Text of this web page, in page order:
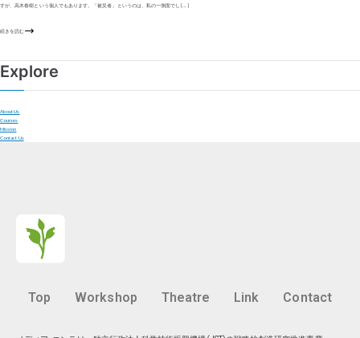
すが、高木春樹という個人でもあります。「被災者」というのは、私の一側面でし […]
続きを読む
Explore
About Us
Courses
Mission
Contact Us
Top Workshop Theatre Link Contact